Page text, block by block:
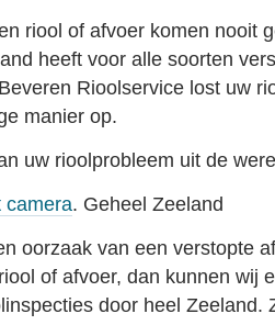
riool of afvoer komen nooit
heeft voor alle soorten
Rioolservice lost uw
manier op.
uw rioolprobleem uit de
camera. Geheel Zeeland
oorzaak van een verstopte
of afvoer, dan kunnen wij
door heel Zeeland.